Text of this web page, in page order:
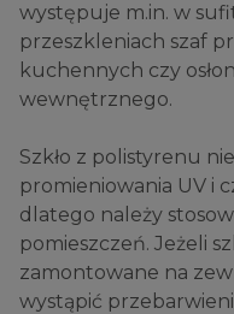
występuje m.in. w
przeszkleniach szaf
kuchennych czy
wewnętrznego.
Szkło z polistyrenu
promieniowania UV i
dlatego należy
pomieszczeń. Jeżeli
zamontowane na
wystąpić